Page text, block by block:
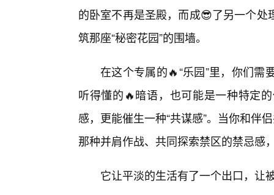
的卧室不再是圣殿，而成😎了另一个
筑那座“秘密花园”的围墙。
在这个专属的🔥“乐园”里，你们
听得懂的🔥暗语，也可能是一种特定
感，更能催生一种“共谋感”。当你和伴
那种并肩作战、共同探索禁区的禁忌感
它让平淡的生活有了一个出口，让